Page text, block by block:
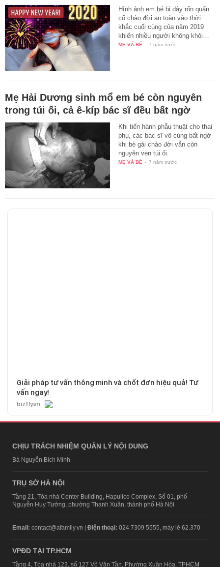
Hình ảnh em bé bị dây rốn quấn
cổ chào đời an toàn vào thời
khắc cuối cùng của năm 2019
khiến nhiều người không khỏi…
MẸ VÀ BÉ - 7 năm trước
Mẹ Hải Dương sinh mổ em bé còn nguyên
trong túi ối, cả ê-kíp bác sĩ đều bất ngờ
Khi tiến hành phẫu thuật cho thai
phụ, các bác sĩ vô cùng bất ngờ
khi bé gái chào đời vẫn còn
nguyên vẹn túi ối.
MẸ VÀ BÉ - 7 năm trước
Giải pháp tư vấn thông minh và chốt đơn hiệu quả! Tư
vấn ngay!
bizfly.vn
CHỊU TRÁCH NHIỆM QUẢN LÝ NỘI DUNG
Bà Nguyễn Bích Minh
TRỤ SỞ HÀ NỘI
Tầng 21, Tòa nhà Center Building, Hapulico Complex, Số 01, phố
Nguyễn Huy Tưởng, phường Thanh Xuân, thành phố Hà Nội
Email: contact@afamily.vn | Điện thoại: 024 7309 5555, máy lẻ 62.370
VPĐD TẠI TP.HCM
Tầng 4, Tòa nhà 123, số 127 Võ Văn Tần, Phường Xuân Hòa, TPHCM